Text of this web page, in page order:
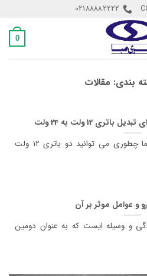
02188882222
0
بندی: مقالات
12 ولت به 24 ولت
این فیلم نشان می دهد که شما چطوری می توانید دو باتری 12 ولت
و عوامل موثر بر آن
و وسیله ایست که به عنوان دومین